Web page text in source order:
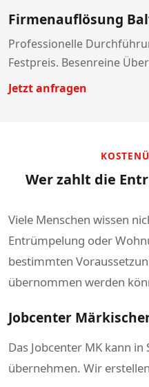
Firmenauflösung
Professionelle
Festpreis. Besenreine
Jetzt anfragen
Wer zahlt die
Viele Menschen wissen
Entrümpelung oder
bestimmten
übernommen werden
Jobcenter
Das Jobcenter MK kann
übernehmen. Wir